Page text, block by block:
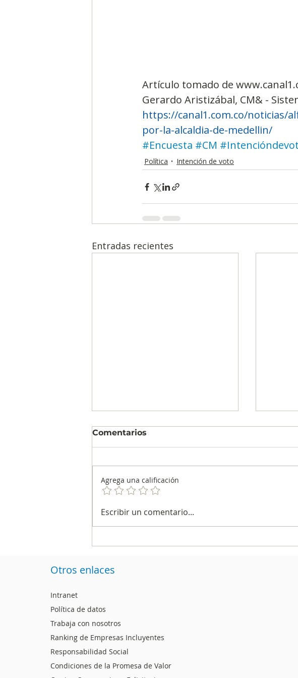
Artículo tomado de
Gerardo Aristizábal, CM& -
https://canal1.com.co/noticias/
por-la-alcaldia-de-medellin/
#Encuesta #CM
Política Intención de voto
Entradas recientes
La encuesta de CAMBIO
precisa de la segunda
Comentarios
Agrega una calificación
Escribir un comentario...
Otros enlaces
Intranet
Política de datos
Trabaja con nosotros
Ranking de Empresas Incluyentes
Responsabilidad Social
Condiciones de la Promesa de Valor